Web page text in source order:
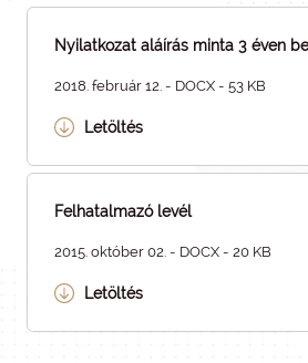
Nyilatkozat aláírás minta 3 éven
2018. február 12. - DOCX - 53 KB
Letöltés
Felhatalmazó levél
2015. október 02. - DOCX - 20 KB
Letöltés